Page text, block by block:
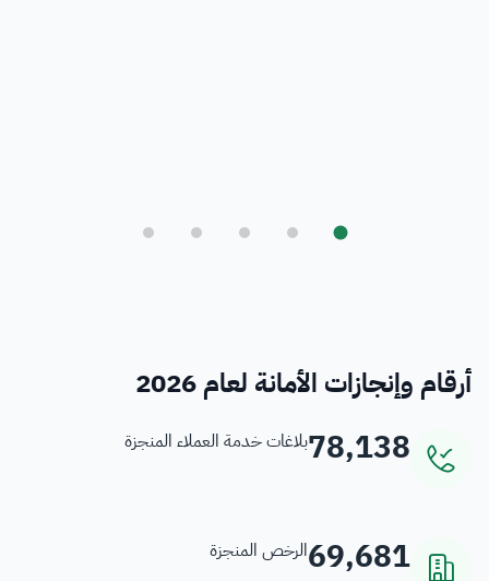
أرقام وإنجازات الأمانة لعام 2026
78,138بلاغات خدمة العملاء المنجزة
69,681الرخص المنجزة